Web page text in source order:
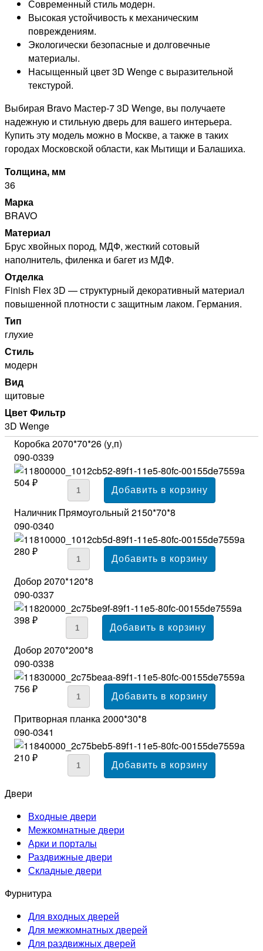
Современный стиль модерн.
Высокая устойчивость к механическим
повреждениям.
Экологически безопасные и долговечные
материалы.
Насыщенный цвет 3D Wenge с выразительной
текстурой.
Выбирая Bravo Мастер-7 3D Wenge, вы получаете
надежную и стильную дверь для вашего интерьера.
Купить эту модель можно в Москве, а также в таких
городах Московской области, как Мытищи и Балашиха.
Толщина, мм
36
Марка
BRAVO
Материал
Брус хвойных пород, МДФ, жесткий сотовый
наполнитель, филенка и багет из МДФ.
Отделка
Finish Flex 3D — структурный декоративный материал
повышенной плотности с защитным лаком. Германия.
Тип
глухие
Стиль
модерн
Вид
щитовые
Цвет Фильтр
3D Wenge
Коробка 2070*70*26 (у,п)
090-0339
504 ₽
Наличник Прямоугольный 2150*70*8
090-0340
280 ₽
Добор 2070*120*8
090-0337
398 ₽
Добор 2070*200*8
090-0338
756 ₽
Притворная планка 2000*30*8
090-0341
210 ₽
Двери
Входные двери
Межкомнатные двери
Арки и порталы
Раздвижные двери
Складные двери
Фурнитура
Для входных дверей
Для межкомнатных дверей
Для раздвижных дверей